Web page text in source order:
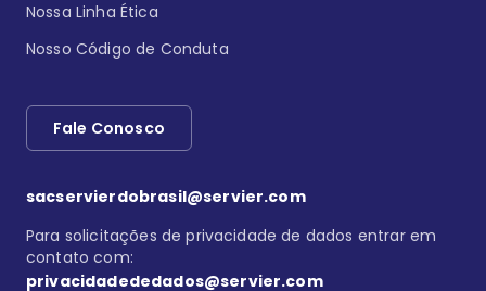
Nossa Linha Ética
Nosso Código de Conduta
Fale Conosco
sacservierdobrasil@servier.com
Para solicitações de privacidade de dados entrar em
contato com:
privacidadededados@servier.com